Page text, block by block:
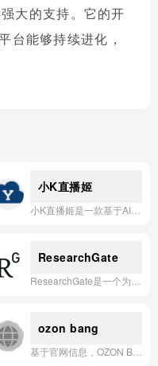
大的支持。它的开
台能够持续进化，
小K直播姬
ResearchGate
ozon bang